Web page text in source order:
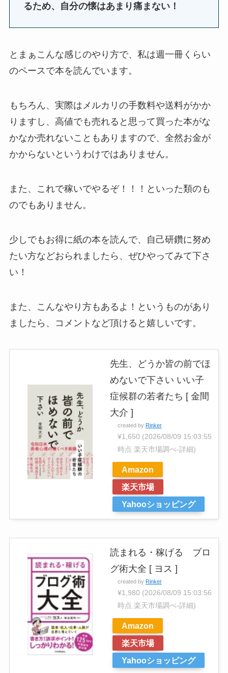
るため、自分の懐はあまり痛まない！
とまぁこんな感じのやり方で、私は週一冊くらい
のペースで本を読んでいます。
もちろん、実際はメルカリの手数料や送料がかか
りますし、高値でも売れると思って買った本がな
かなか売れないこともありますので、全然お金が
かからないというわけではありません。
また、これで稼いでやるぞ！！！といった類のも
のでもありません。
少しでもお得に紙の本を読んで、自己研鑽に努め
たい方などおられましたら、ぜひやってみて下さ
い！
また、こんなやり方もあるよ！というものがあり
ましたら、コメントなど頂けると嬉しいです。
先生、どうか皆の前でほ
めないで下さい いい子
症候群の若者たち [ 金間
大介 ]
created by Rinker
¥1,650 (2026/08/09 15:03:55
時点 楽天市場調べ-詳細)
Amazon
楽天市場
Yahooショッピング
読まれる・稼げる ブロ
グ術大全 [ ヨス ]
created by Rinker
¥1,980 (2026/08/09 15:03:56
時点 楽天市場調べ-詳細)
Amazon
楽天市場
Yahooショッピング